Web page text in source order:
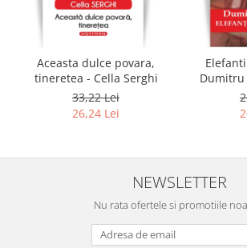
Aceasta dulce povara,
tineretea - Cella Serghi
33,22 Lei
26,24 Lei
Dumitru
NEWSLETTER
Nu rata ofertele si promotiile